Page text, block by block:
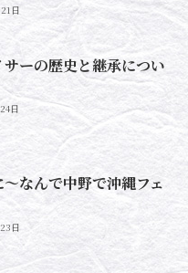
日
ーの歴史と継承につい
日
なんで中野で沖縄フェ
日